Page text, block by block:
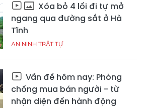
Xóa bỏ 4 lối đi tự mở
ngang qua đường sắt ở Hà
Tĩnh
AN NINH TRẬT TỰ
Vấn đề hôm nay: Phòng
chống mua bán người - từ
nhận diện đến hành động